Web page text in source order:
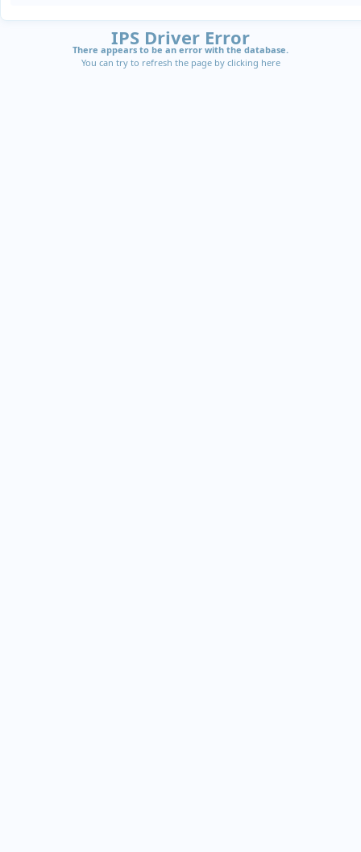
IPS Driver Error
There appears to be an error with the database.
You can try to refresh the page by clicking here